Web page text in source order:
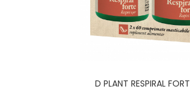
D PLANT RESPIRAL